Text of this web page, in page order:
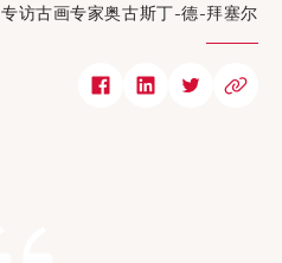
专访古画专家奥古斯丁-德-拜塞尔